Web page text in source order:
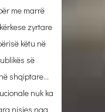
me marrë
zyrtare
këtu në
së
shqiptare…
nuk ka
nisjes nga